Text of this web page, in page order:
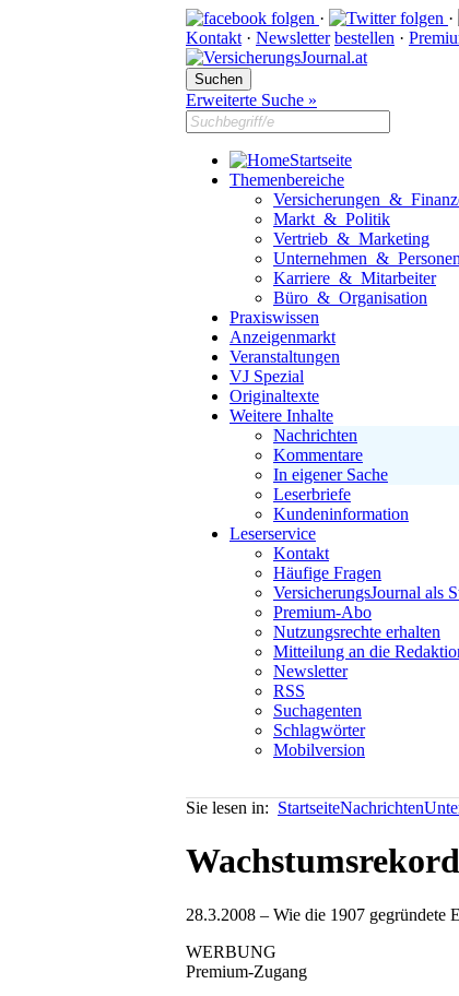
· ·
Kontakt · Newsletter bestellen ·
Erweiterte Suche »
Startseite
Themenbereiche
Versicherungen &
Markt & Politik
Vertrieb & Marketing
Unternehmen & Personen
Karriere & Mitarbeiter
Büro & Organisation
Praxiswissen
Anzeigenmarkt
Veranstaltungen
VJ Spezial
Originaltexte
Weitere Inhalte
Nachrichten
Kommentare
In eigener Sache
Leserbriefe
Kundeninformation
Leserservice
Kontakt
Häufige Fragen
VersicherungsJournal als
Premium-Abo
Nutzungsrechte erhalten
Mitteilung an die
Newsletter
RSS
Suchagenten
Schlagwörter
Mobilversion
Sie lesen in: StartseiteNachrichten
28.3.2008 – Wie die 1907 gegründete
WERBUNG
Premium-Zugang